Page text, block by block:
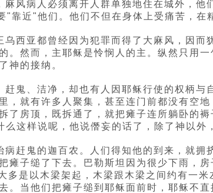
风病人必须离开人群单独地住在城外，
"靠近"他们。他们不但在身体上受痛苦，在
西亚都曾经因为犯罪而得了大麻风，因
。然而，主耶稣是怜悯人的主。纵然只用
神的接纳。
鬼、洁净，却也有人因耶稣行使的权柄
，就有许多人聚集，甚至连门前都没有空
了房顶，既拆通了，就把瘫子连所躺卧的
这样说呢，他说僭妄的话了，除了神以外
赶鬼的迦百农。人们得知他的到来，就
瘫子缒了下去。巴勒斯坦因为很少下雨，
多是以木梁架起，木梁跟木梁之间约有一
。当他们把瘫子缒到耶稣面前时，耶稣不